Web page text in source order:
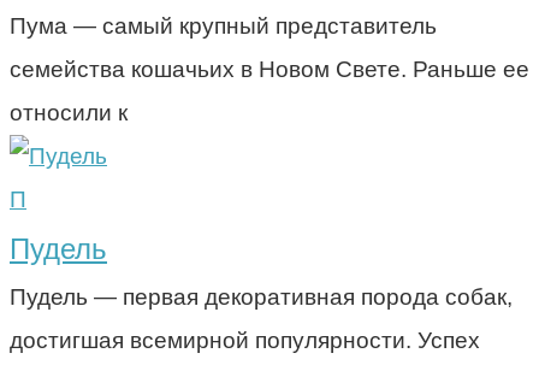
Пума — самый крупный представитель
семейства кошачьих в Новом Свете. Раньше ее
относили к
П
Пудель
Пудель — первая декоративная порода собак,
достигшая всемирной популярности. Успех